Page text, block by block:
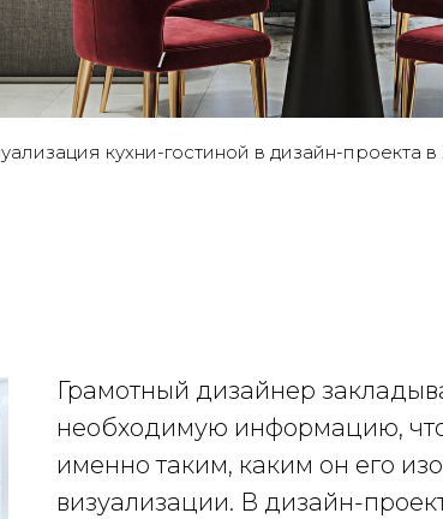
кухни-гостиной в дизайн-
Грамотный дизайнер
необходимую информацию,
именно таким, каким он его
визуализации. В дизайн-